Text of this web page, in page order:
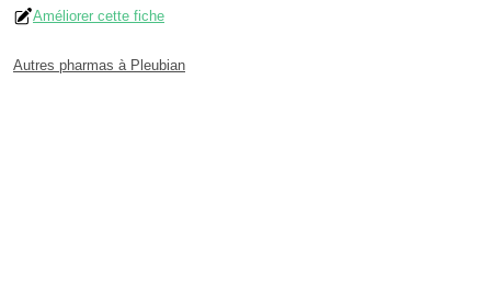
Améliorer cette fiche
Autres pharmas à Pleubian